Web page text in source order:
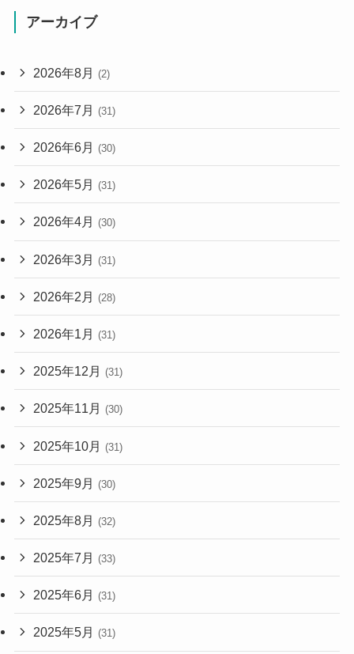
アーカイブ
2026年8月 (2)
2026年7月 (31)
2026年6月 (30)
2026年5月 (31)
2026年4月 (30)
2026年3月 (31)
2026年2月 (28)
2026年1月 (31)
2025年12月 (31)
2025年11月 (30)
2025年10月 (31)
2025年9月 (30)
2025年8月 (32)
2025年7月 (33)
2025年6月 (31)
2025年5月 (31)